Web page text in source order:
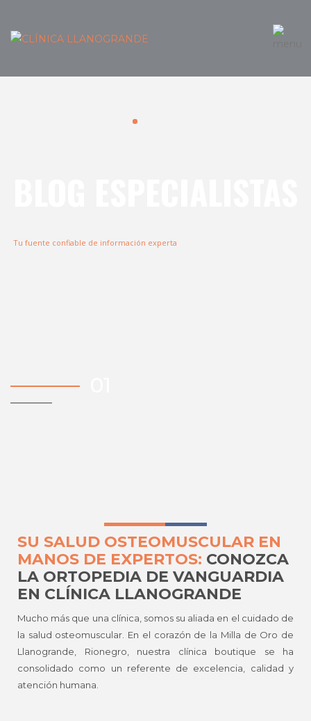
Tu fuente confiable de información experta
SU SALUD OSTEOMUSCULAR EN
MANOS DE EXPERTOS: CONOZCA
LA ORTOPEDIA DE VANGUARDIA
EN CLÍNICA LLANOGRANDE
Mucho más que una clínica, somos su aliada en el cuidado de
la salud osteomuscular. En el corazón de la Milla de Oro de
Llanogrande, Rionegro, nuestra clínica boutique se ha
consolidado como un referente de excelencia, calidad y
atención humana.